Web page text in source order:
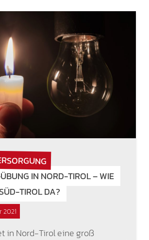
IN NORD-TIROL – WIE
TIROL DA?
2021
in Nord-Tirol eine groß